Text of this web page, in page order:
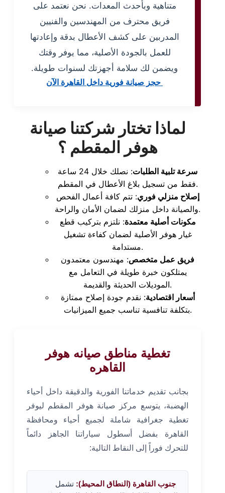
متناهية وبأحدث المعدات. نحن نعتمد على
فريق محترف من المهندسين والفنيين
المدربين على كشف الأعطال بدقة وإعادتها
للعمل بالجودة الأصلية، مما يوفر وقتك
ويضمن لك سلامة أجهزتك لسنوات طويلة.
حجز صيانة فورية داخل القاهرة الآن
لماذا تختار شركتنا صيانة
هوفر المقطم ؟
سرعة تلبية الطلبات
: نصلك خلال 24 ساعة
فقط من تسجيل بلاغ الأعطال في المقطم.
إصلاح منزلي فوري: تتم كافة أعمال الفحص
والصيانة داخل منزلك لضمان الأمان والراحة.
مكونات أصلية معتمدة: نلتزم بتركيب قطع
غيار هوفر الأصلية لضمان كفاءة تشغيل
مستدامة.
فريق عمل متخصص: مهندسون معتمدون
يمتلكون خبرة طويلة في التعامل مع
الموديلات الحديثة والقديمة.
أسعار اقتصادية: نقدم جودة إصلاح ممتازة
بتكلفة تنافسية تناسب جميع الميزانيات.
تغطية مناطق صيانه هوفر
القاهره
بجانب تقديم خدماتنا الفورية والدقيقة داخل أحياء
الهضبة، يتوسع مركز صيانة هوفر المقطم ليوفر
تغطية جغرافية شاملة لجميع أحياء ومحافظة
القاهرة بفضل أسطول سياراتنا الجاهز دائماً
للتحرك فوراً إلى النقاط التالية:
جنوب القاهرة (النطاق المحيط): تشمل